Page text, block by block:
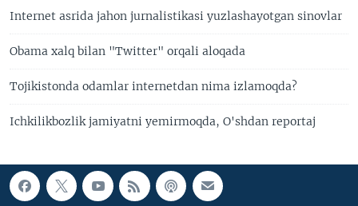
Internet asrida jahon jurnalistikasi yuzlashayotgan sinovlar
Obama xalq bilan "Twitter" orqali aloqada
Tojikistonda odamlar internetdan nima izlamoqda?
Ichkilikbozlik jamiyatni yemirmoqda, O'shdan reportaj